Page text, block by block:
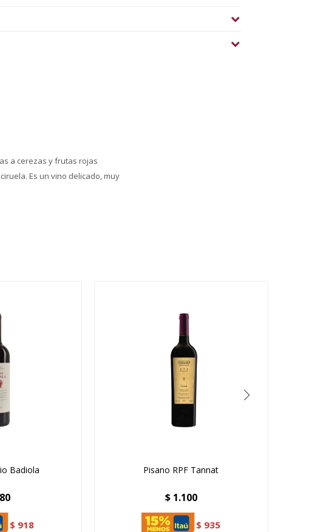
a cerezas y frutas rojas
Es un vino delicado, muy
Badiola
$ 918
Pisano RPF Tannat
$ 1.100
$ 935